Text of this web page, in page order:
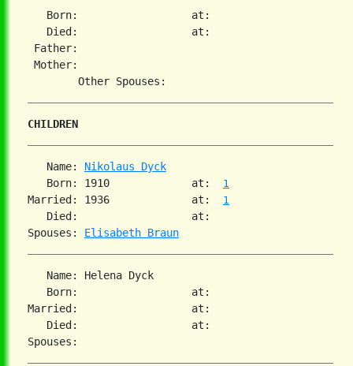
   Born:                  at:
   Died:                  at:
Father:
Mother:
CHILDREN
   Name:
Nikolaus Dyck
   Born: 1910             at:
1
Married: 1936             at: 1
   Died:                  at:
Spouses: Elisabeth Braun
   Name: Helena Dyck
   Born:                  at:
Married:                  at:
   Died:                  at: